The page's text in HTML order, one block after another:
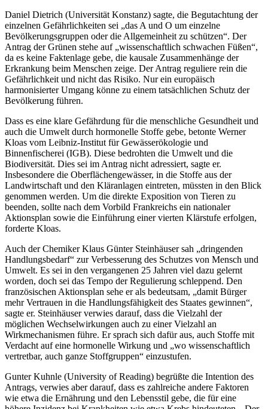
Daniel Dietrich (Universität Konstanz) sagte, die Begutachtung der
einzelnen Gefährlichkeiten sei „das A und O um einzelne
Bevölkerungsgruppen oder die Allgemeinheit zu schützen“. Der
Antrag der Grünen stehe auf „wissenschaftlich schwachen Füßen“,
da es keine Faktenlage gebe, die kausale Zusammenhänge der
Erkrankung beim Menschen zeige. Der Antrag reguliere rein die
Gefährlichkeit und nicht das Risiko. Nur ein europäisch
harmonisierter Umgang könne zu einem tatsächlichen Schutz der
Bevölkerung führen.
Dass es eine klare Gefährdung für die menschliche Gesundheit und
auch die Umwelt durch hormonelle Stoffe gebe, betonte Werner
Kloas vom Leibniz-Institut für Gewässerökologie und
Binnenfischerei (IGB). Diese bedrohten die Umwelt und die
Biodiversität. Dies sei im Antrag nicht adressiert, sagte er.
Insbesondere die Oberflächengewässer, in die Stoffe aus der
Landwirtschaft und den Kläranlagen eintreten, müssten in den Blick
genommen werden. Um die direkte Exposition von Tieren zu
beenden, sollte nach dem Vorbild Frankreichs ein nationaler
Aktionsplan sowie die Einführung einer vierten Klärstufe erfolgen,
forderte Kloas.
Auch der Chemiker Klaus Günter Steinhäuser sah „dringenden
Handlungsbedarf“ zur Verbesserung des Schutzes von Mensch und
Umwelt. Es sei in den vergangenen 25 Jahren viel dazu gelernt
worden, doch sei das Tempo der Regulierung schleppend. Den
französischen Aktionsplan sehe er als bedeutsam, „damit Bürger
mehr Vertrauen in die Handlungsfähigkeit des Staates gewinnen“,
sagte er. Steinhäuser verwies darauf, dass die Vielzahl der
möglichen Wechselwirkungen auch zu einer Vielzahl an
Wirkmechanismen führe. Er sprach sich dafür aus, auch Stoffe mit
Verdacht auf eine hormonelle Wirkung und „wo wissenschaftlich
vertretbar, auch ganze Stoffgruppen“ einzustufen.
Gunter Kuhnle (University of Reading) begrüßte die Intention des
Antrags, verwies aber darauf, dass es zahlreiche andere Faktoren
wie etwa die Ernährung und den Lebensstil gebe, die für eine